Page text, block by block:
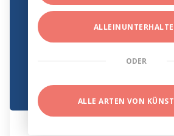
ODER
ALLE ARTEN VON